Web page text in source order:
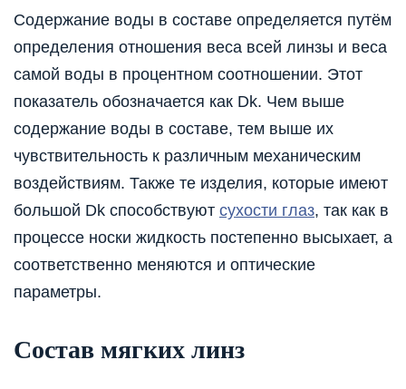
Содержание воды в составе определяется путём
определения отношения веса всей линзы и веса
самой воды в процентном соотношении. Этот
показатель обозначается как Dk. Чем выше
содержание воды в составе, тем выше их
чувствительность к различным механическим
воздействиям. Также те изделия, которые имеют
большой Dk способствуют сухости глаз, так как в
процессе носки жидкость постепенно высыхает, а
соответственно меняются и оптические
параметры.
Состав мягких линз